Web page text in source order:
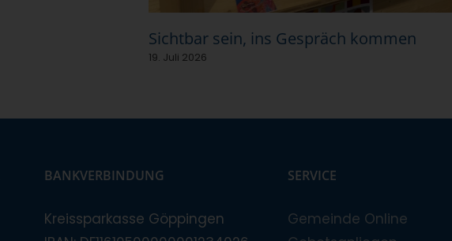
Sichtbar sein, ins Gespräch kommen
19. Juli 2026
BANKVERBINDUNG
Kreissparkasse Göppingen
SERVICE
Gemeinde Online